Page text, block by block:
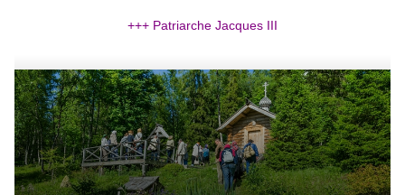
+++ Patriarche Jacques III